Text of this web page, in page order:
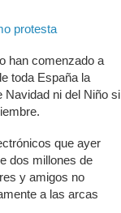
protesta
han comenzado a
toda España la
Navidad ni del Niño si
que ayer
dos millones de
y amigos no
a las arcas